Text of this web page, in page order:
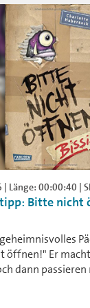
Länge: 00:00:40 |
Bitte nicht
öffnen!" Er
dann